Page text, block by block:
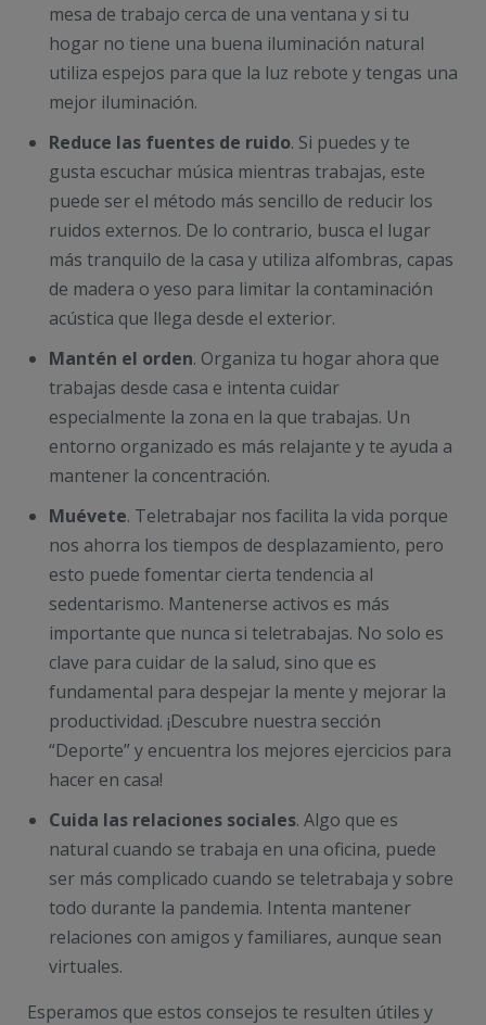
mesa de trabajo cerca de una ventana y si tu
hogar no tiene una buena iluminación natural
utiliza espejos para que la luz rebote y tengas una
mejor iluminación.
Reduce las fuentes de ruido. Si puedes y te
gusta escuchar música mientras trabajas, este
puede ser el método más sencillo de reducir los
ruidos externos. De lo contrario, busca el lugar
más tranquilo de la casa y utiliza alfombras, capas
de madera o yeso para limitar la contaminación
acústica que llega desde el exterior.
Mantén el orden. Organiza tu hogar ahora que
trabajas desde casa e intenta cuidar
especialmente la zona en la que trabajas. Un
entorno organizado es más relajante y te ayuda a
mantener la concentración.
Muévete. Teletrabajar nos facilita la vida porque
nos ahorra los tiempos de desplazamiento, pero
esto puede fomentar cierta tendencia al
sedentarismo. Mantenerse activos es más
importante que nunca si teletrabajas. No solo es
clave para cuidar de la salud, sino que es
fundamental para despejar la mente y mejorar la
productividad. ¡Descubre nuestra sección
“Deporte” y encuentra los mejores ejercicios para
hacer en casa!
Cuida las relaciones sociales. Algo que es
natural cuando se trabaja en una oficina, puede
ser más complicado cuando se teletrabaja y sobre
todo durante la pandemia. Intenta mantener
relaciones con amigos y familiares, aunque sean
virtuales.
Esperamos que estos consejos te resulten útiles y